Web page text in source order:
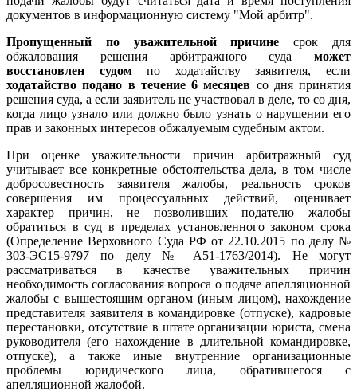
документов в информационную систему "Мой арбитр".
Пропущенный по уважительной причине срок для
обжалования решения арбитражного суда может
восстановлен судомпо ходатайству заявителя, если
ходатайство подано в течение 6 месяцев со дня принятия
решения суда, а если заявитель не участвовал в деле, то со дня,
когда лицо узнало или должно было узнать о нарушении его
прав и законных интересов обжалуемым судебным актом.
При оценке уважительности причин арбитражный суд
учитывает все конкретные обстоятельства дела, в том числе
добросовестность заявителя жалобы, реальность сроков
совершения им процессуальных действий, оценивает
характер причин, не позволивших подателю жалобы
обратиться в суд в пределах установленного законом срока
(Определение Верховного Суда РФ от 22.10.2015 по делу №
303-ЭС15-9797 по делу № А51-1763/2014). Не могут
рассматриваться в качестве уважительных причин
необходимость согласования вопроса о подаче апелляционной
жалобы с вышестоящим органом (иным лицом), нахождение
представителя заявителя в командировке (отпуске), кадровые
перестановки, отсутствие в штате организации юриста, смена
руководителя (его нахождение в длительной командировке,
отпуске), а также иные внутренние организационные
проблемы юридического лица, обратившегося с
апелляционной жалобой.